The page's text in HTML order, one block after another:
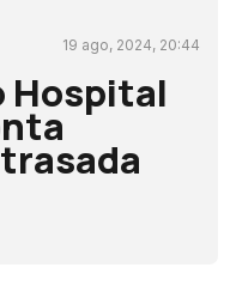
19 ago, 2024, 20:44
Hospital